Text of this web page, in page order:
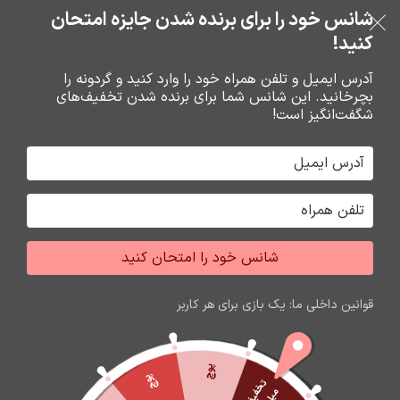
عبور به ناوبری
رفتن به محتوای اصلی
0 ریال
محصولات برچسب خورده “نرم افزار هلو، نرم افزار هلو شرکتی پیشرفته کد 25”
جشواره فروش محصولات اپل
برای تغییر این متن بر روی دکمه ویرایش کلیک کنید. لورم
و با استفاده از طراحان گرافیک است.
زمان باقی مانده تا اتمام جشواره
60
روز
09
ساعت
55
دقیقه
55
ثانیه
فروشگاه نوین تراشه گنجی
پوچ
پوچ
شانس خود را برای برنده شدن جایزه امتحان
کنید!
آدرس ایمیل و تلفن همراه خود را وارد کنید و گردونه را
بچرخانید. این شانس شما برای برنده شدن تخفیف‌های
شگفت‌انگیز است!
شانس خود را امتحان کنید
قوانین داخلی ما: یک بازی برای هر کاربر